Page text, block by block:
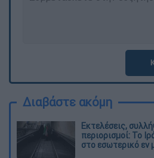
Διαβάστε ακόμη
Εκτελέσεις,
περιορισμοί: Το
στο εσωτερικό